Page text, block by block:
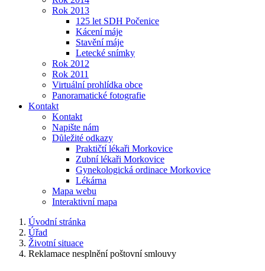
Rok 2013
125 let SDH Počenice
Kácení máje
Stavění máje
Letecké snímky
Rok 2012
Rok 2011
Virtuální prohlídka obce
Panoramatické fotografie
Kontakt
Kontakt
Napište nám
Důležité odkazy
Praktičtí lékaři Morkovice
Zubní lékaři Morkovice
Gynekologická ordinace Morkovice
Lékárna
Mapa webu
Interaktivní mapa
Úvodní stránka
Úřad
Životní situace
Reklamace nesplnění poštovní smlouvy